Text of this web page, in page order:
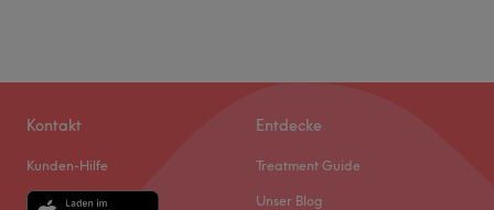
Kontakt
Kunden-Hilfe
Entdecke
Treatment Guide
Unser Blog